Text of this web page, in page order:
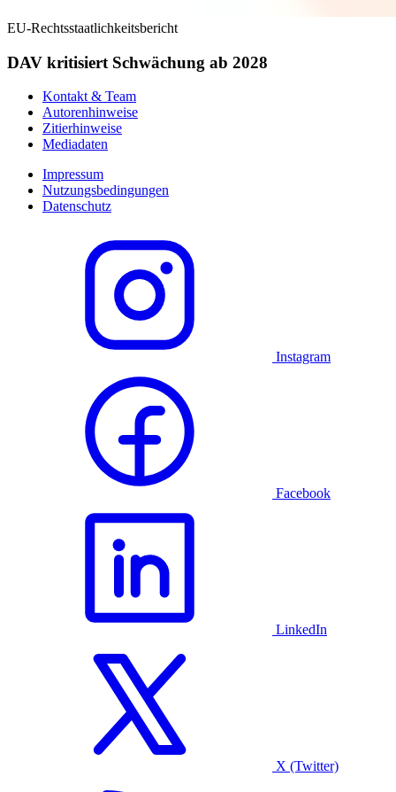
EU-Rechtsstaatlichkeitsbericht
DAV kritisiert Schwächung ab 2028
Kontakt & Team
Autorenhinweise
Zitierhinweise
Mediadaten
Impressum
Nutzungsbedingungen
Datenschutz
Instagram
Facebook
LinkedIn
X (Twitter)